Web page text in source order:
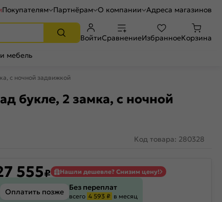
Покупателям Партнёрам О компании Адреса магазинов
ВойтиСравнениеИзбранноеКорзина
мебель
с ночной задвижкой
букле, 2 замка, с ночной
Код товара: 280328
555₽ Нашли дешевле? Снизим цену!
Оплатить позже Без переплат
всего 4 593 ₽ в месяц